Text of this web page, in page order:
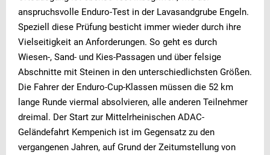
anspruchsvolle Enduro-Test in der Lavasandgrube Engeln.
Speziell diese Prüfung besticht immer wieder durch ihre
Vielseitigkeit an Anforderungen. So geht es durch
Wiesen-, Sand- und Kies-Passagen und über felsige
Abschnitte mit Steinen in den unterschiedlichsten Größen.
Die Fahrer der Enduro-Cup-Klassen müssen die 52 km
lange Runde viermal absolvieren, alle anderen Teilnehmer
dreimal. Der Start zur Mittelrheinischen ADAC-
Geländefahrt Kempenich ist im Gegensatz zu den
vergangenen Jahren, auf Grund der Zeitumstellung von